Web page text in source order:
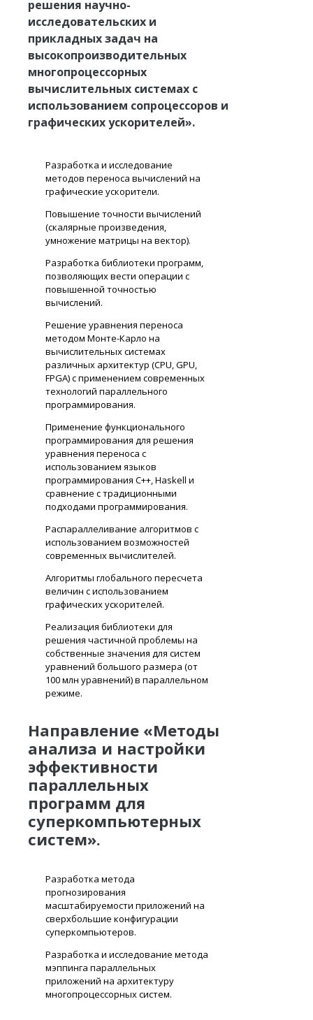
решения научно-
исследовательских и
прикладных задач на
высокопроизводительных
многопроцессорных
вычислительных системах с
использованием сопроцессоров и
графических ускорителей».
Разработка и исследование
методов переноса вычислений на
графические ускорители.
Повышение точности вычислений
(скалярные произведения,
умножение матрицы на вектор).
Разработка библиотеки программ,
позволяющих вести операции с
повышенной точностью
вычислений.
Решение уравнения переноса
методом Монте-Карло на
вычислительных системах
различных архитектур (CPU, GPU,
FPGA) с применением современных
технологий параллельного
программирования.
Применение функционального
программирования для решения
уравнения переноса с
использованием языков
программирования С++, Haskell и
сравнение с традиционными
подходами программирования.
Распараллеливание алгоритмов с
использованием возможностей
современных вычислителей.
Алгоритмы глобального пересчета
величин с использованием
графических ускорителей.
Реализация библиотеки для
решения частичной проблемы на
собственные значения для систем
уравнений большого размера (от
100 млн уравнений) в параллельном
режиме.
Направление «Методы
анализа и настройки
эффективности
параллельных
программ для
суперкомпьютерных
систем».
Разработка метода
прогнозирования
масштабируемости приложений на
сверхбольшие конфигурации
суперкомпьютеров.
Разработка и исследование метода
мэппинга параллельных
приложений на архитектуру
многопроцессорных систем.